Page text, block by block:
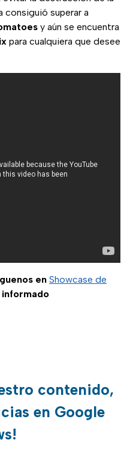
consiguió superar a
y aún se encuentra
para cualquiera que desee
en Showcase de
contenido,
en Google